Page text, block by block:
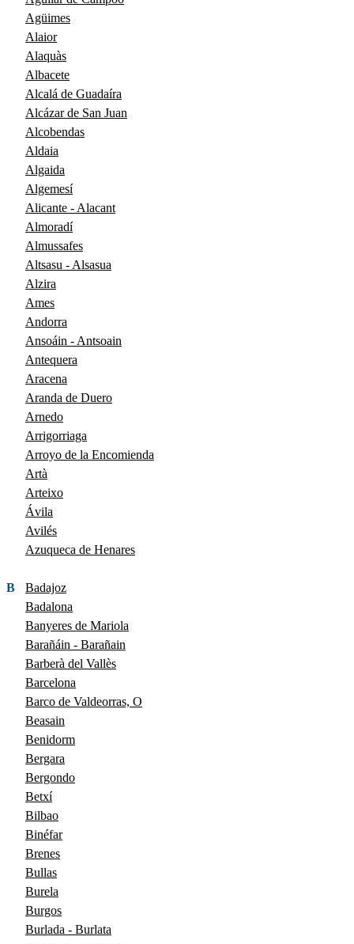
Agüimes
Alaior
Alaquàs
Albacete
Alcalá de Guadaíra
Alcázar de San Juan
Alcobendas
Aldaia
Algaida
Algemesí
Alicante - Alacant
Almoradí
Almussafes
Altsasu - Alsasua
Alzira
Ames
Andorra
Ansoáin - Antsoain
Antequera
Aracena
Aranda de Duero
Arnedo
Arrigorriaga
Arroyo de la Encomienda
Artà
Arteixo
Ávila
Avilés
Azuqueca de Henares
B
Badajoz
Badalona
Banyeres de Mariola
Barañáin - Barañain
Barberà del Vallès
Barcelona
Barco de Valdeorras, O
Beasain
Benidorm
Bergara
Bergondo
Betxí
Bilbao
Binéfar
Brenes
Bullas
Burela
Burgos
Burlada - Burlata